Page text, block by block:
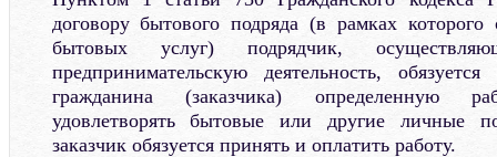
договору бытового подряда (в рамках которого
бытовых услуг) подрядчик,
предпринимательскую деятельность,
гражданина (заказчика) определенную
удовлетворять бытовые или другие личные
заказчик обязуется принять и оплатить работу.